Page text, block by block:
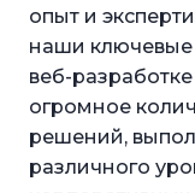
опыт и
наши ключевые
веб-
огромное
решений,
различного